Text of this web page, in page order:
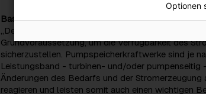
Basis für die erneuerbare Energiezukunft
„Der Ausbau von Energiespeichern wie diesem
Grundvoraussetzung, um die Verfügbarkeit des
sicherzustellen. Pumpspeicherkraftwerke sind je
Leistungsband - turbinen- und/oder pumpenseitig
Änderungen des Bedarfs und der
reagieren und leisten somit auch einen wichtigen
Optionen